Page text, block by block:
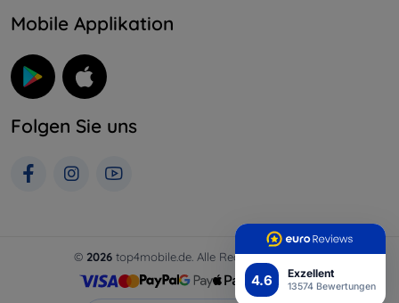
4.6 Exzellent
13574 Bewertungen
Mobile Applikation
Folgen Sie uns
© 2026 top4mobile.de. Alle Rechte vorbehalten.